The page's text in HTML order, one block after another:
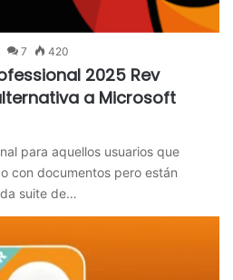
7 420
2025 Rev
a Microsoft
para aquellos usuarios que
con documentos pero están
suite de…